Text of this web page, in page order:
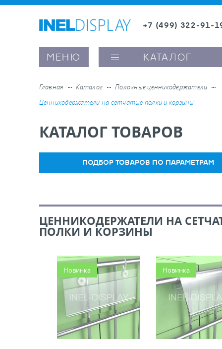
+7 (499) 322-91-
МЕНЮ КАТАЛОГ
вывесок и шелфтокеры
оборудование, комплектующие
ценников
рамки и аксессуары
напольные, подвесные, на полку
покупателей
Главная Каталог
Полочные ценникодержатели
Ценникодержатели на сетчатые полки и корзины
КАТАЛОГ ТОВАРОВ
ПОДБОР ТОВАРОВ ПО ПАРАМЕТРАМ
ЦЕННИКОДЕРЖАТЕЛИ НА
ПОЛКИ И КОРЗИНЫ
Новинка Новинка